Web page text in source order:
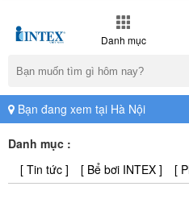
Danh mục
Bạn đang xem tại Hà Nội
Danh mục :
[ Tin tức ]
[ Bể bơi INTEX ] [